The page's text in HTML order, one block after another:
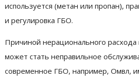
используется (метан или пропан),
и регулировка ГБО.
Причиной нерационального расхода
может стать неправильное
современное ГБО, например, Омвл,